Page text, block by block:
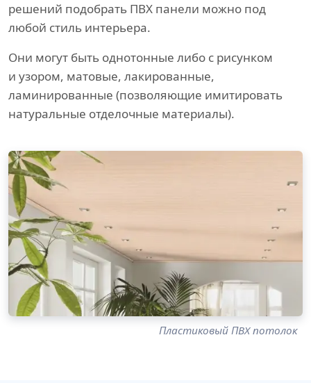
решений подобрать ПВХ панели можно под
любой стиль интерьера.
Они могут быть однотонные либо с рисунком
и узором, матовые, лакированные,
ламинированные (позволяющие имитировать
натуральные отделочные материалы).
Пластиковый ПВХ потолок